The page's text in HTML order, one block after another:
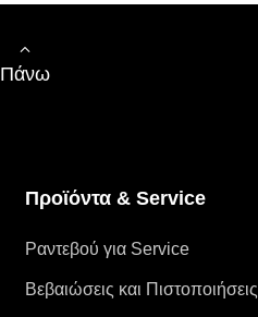
Πάνω
Προϊόντα & Service
Ραντεβού για Service
Βεβαιώσεις και Πιστοποιήσεις